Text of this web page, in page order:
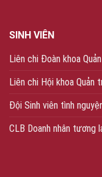
SINH VIÊN
Liên chi Đoàn khoa
Liên chi Hội khoa Quản
Đội Sinh viên tình
CLB Doanh nhân tương